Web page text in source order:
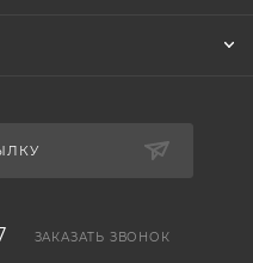
ЗАКАЗАТЬ ЗВОНОК